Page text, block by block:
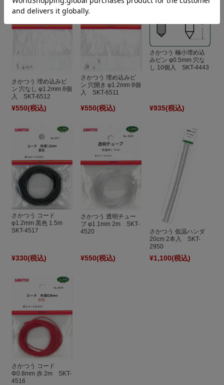
さかつう 埋め込みピ
ン 穴なし φ1.2mm 8個
入 SKT-6512
¥550(税込)
さかつう 埋め込みピ
ン 穴開き φ1.2mm 8個
入 SKT-6511
¥550(税込)
さかつう 極小埋め込
みピン φ0.5mm 穴な
し 10個入 SKT-4443
¥935(税込)
さかつう コード
φ1.2mm 黒色 1.5m
SKT-4517
¥330(税込)
さかつう 透明チュー
ブ φ1.1mm 2m SKT-
4520
¥550(税込)
さかつう 低温ハンダ
20cm 2本入 SKT-
2950
¥1,100(税込)
さかつう コード
Φ0.8mm 赤 2m SKT-
4516